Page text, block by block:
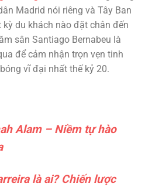
Madrid nói riêng và Tây Ban
du khách nào đặt chân đến
sân Santiago Bernabeu là
để cảm nhận trọn vẹn tinh
vĩ đại nhất thế kỷ 20.
Alam – Niềm tự hào
là ai? Chiến lược